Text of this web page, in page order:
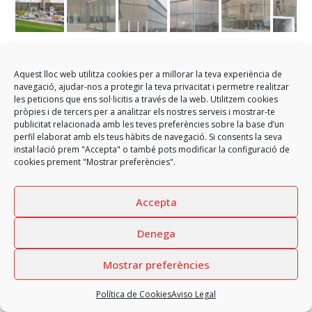
Aquest lloc web utilitza cookies per a millorar la teva experiència de
navegació, ajudar-nos a protegir la teva privacitat i permetre realitzar
les peticions que ens sol·licitis a través de la web. Utilitzem cookies
pròpies i de tercers per a analitzar els nostres serveis i mostrar-te
publicitat relacionada amb les teves preferències sobre la base d’un
perfil elaborat amb els teus hàbits de navegació. Si consents la seva
instal·lació prem "Accepta" o també pots modificar la configuració de
cookies prement "Mostrar preferències".
Accepta
Denega
Mostrar preferències
Política de CookiesAviso Legal
BMW Tarragona
Nuevo concesionario de la marca BMW en Tarragona